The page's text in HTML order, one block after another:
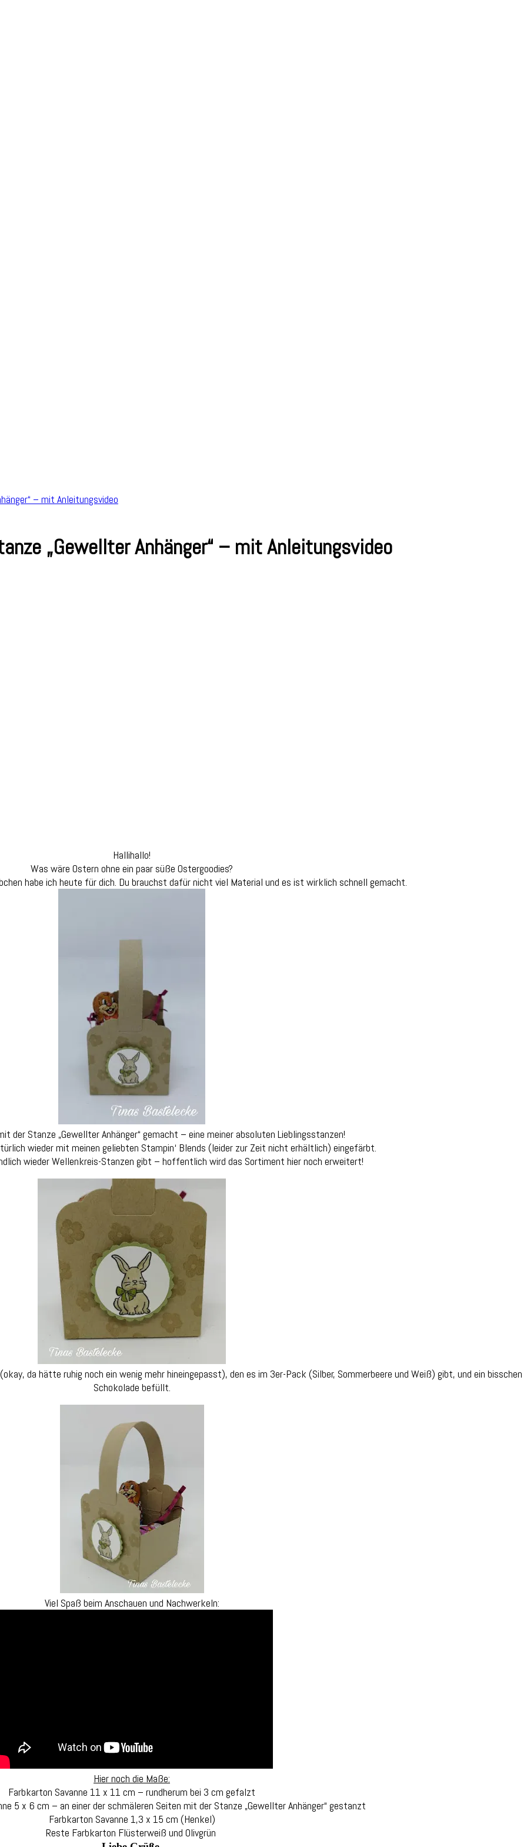
– mit Anleitungsvideo
„Gewellter Anhänger“ – mit Anleitungsvideo
Hallihallo!
Was wäre Ostern ohne ein paar süße Ostergoodies?
habe ich heute für dich. Du brauchst dafür nicht viel Material und es ist wirklich schnell gemacht.
der Stanze „Gewellter Anhänger“ gemacht – eine meiner absoluten Lieblingsstanzen!
wieder mit meinen geliebten Stampin‘ Blends (leider zur Zeit nicht erhältlich) eingefärbt.
wieder Wellenkreis-Stanzen gibt – hoffentlich wird das Sortiment hier noch erweitert!
da hätte ruhig noch ein wenig mehr hineingepasst), den es im 3er-Pack (Silber, Sommerbeere und Weiß) gibt, und ein bisschen
Schokolade befüllt.
Viel Spaß beim Anschauen und Nachwerkeln:
Hier noch die Maße:
Farbkarton Savanne 11 x 11 cm – rundherum bei 3 cm gefalzt
5 x 6 cm – an einer der schmäleren Seiten mit der Stanze „Gewellter Anhänger“ gestanzt
Farbkarton Savanne 1,3 x 15 cm (Henkel)
Reste Farbkarton Flüsterweiß und Olivgrün